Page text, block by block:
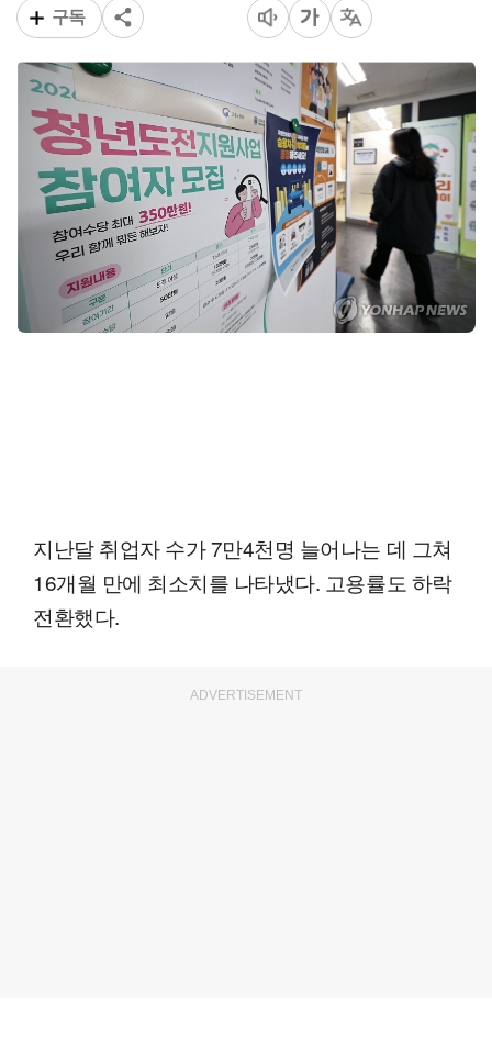
구독
지난달 취업자 수가 7만4천명 늘어나는 데 그쳐
16개월 만에 최소치를 나타냈다. 고용률도 하락
전환했다.
ADVERTISEMENT